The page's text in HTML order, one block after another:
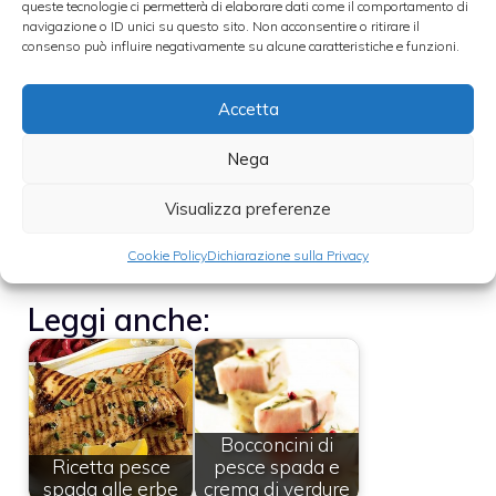
queste tecnologie ci permetterà di elaborare dati come il comportamento di
navigazione o ID unici su questo sito. Non acconsentire o ritirare il
consenso può influire negativamente su alcune caratteristiche e funzioni.
Accetta
Nega
Visualizza preferenze
Cookie PolicyDichiarazione sulla Privacy
forno, bucherellate la superficie della carta
direttamente in tavola per far si che si
sprigionino i profumi del pompelmo
Leggi anche:
Ricetta pesce
spada alle erbe
Bocconcini di
pesce spada e
crema di verdure